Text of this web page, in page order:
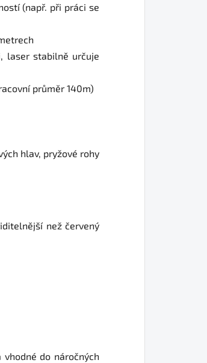
(např. při práci se
laser stabilně určuje
průměr 140m)
hlav, pryžové rohy
než červený
do náročných